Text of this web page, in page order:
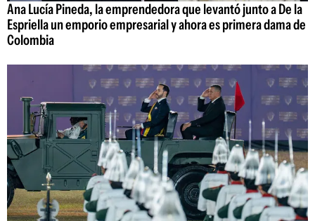
Ana Lucía Pineda, la emprendedora que levantó junto a De la
Espriella un emporio empresarial y ahora es primera dama de
Colombia